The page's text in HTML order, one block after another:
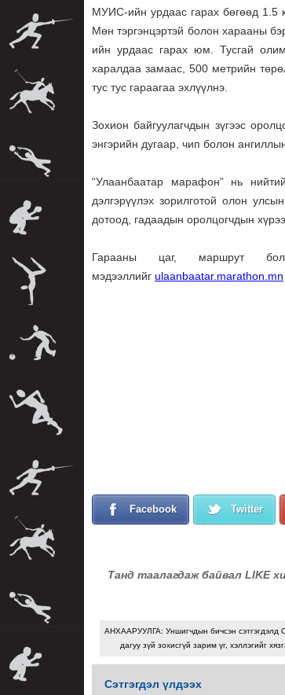
МУИС-ийн урдаас гарах бөгөөд 1.5
Мөн тэргэнцэртэй болон харааны
ийн урдаас гарах юм. Тусгай
харалдаа замаас, 500 метрийн
тус тус гараагаа эхлүүлнэ.
Зохион байгуулагчдын зүгээс
энгэрийн дугаар, чип болон
“Улаанбаатар марафон” нь
дэлгэрүүлэх зорилготой олон
дотоод, гадаадын оролцогчдын
Гарааны цаг, маршрут
мэдээллийг ulaanbaatar.marathon.mn
Facebook Twitter
Танд таалагдаж байвал LIKE
АНХААРУУЛГА: Уншигчдын бичсэн
дагуу зүй зохисгүй зарим үг, хэллэгийг
Сэтгэгдэл үлдээх